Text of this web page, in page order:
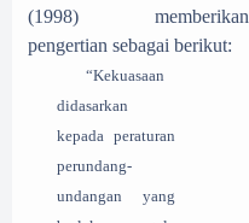
(1998) memberikan
pengertian sebagai berikut:
“Kekuasaan
didasarkan
kepada peraturan
perundang-
undangan yang